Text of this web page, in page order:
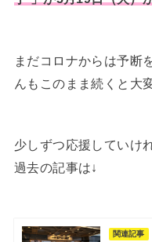
まだコロナからは予断
んもこのまま続くと大
少しずつ応援していけ
過去の記事は↓
関連記事